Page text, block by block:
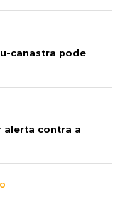
canastra pode
alerta contra a